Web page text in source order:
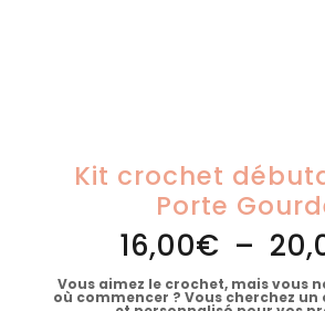
Kit crochet
Porte
16,00€ –
Vous aimez le crochet, mais vous
où commencer ? Vous cherchez